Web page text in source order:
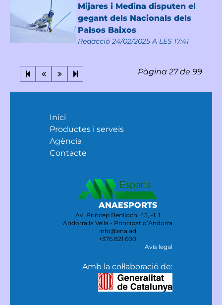
Mijares i Medina disputen el
gegant dels Nacionals dels
Països Baixos
Redacció 24/02/2025 A LES 17:41
Pàgina 27 de 99
Inici
Productes i serveis
Agència
Contacte
ANAESPORTS
Av. Príncep Benlloch, 43, -1, 1
Andorra la Vella - Principat d’Andorra
info@ana.ad
+376 821 600
Avís legal
Amb la col·laboració de: